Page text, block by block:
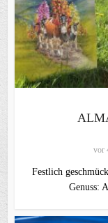
vor
Festlich
Genuss: